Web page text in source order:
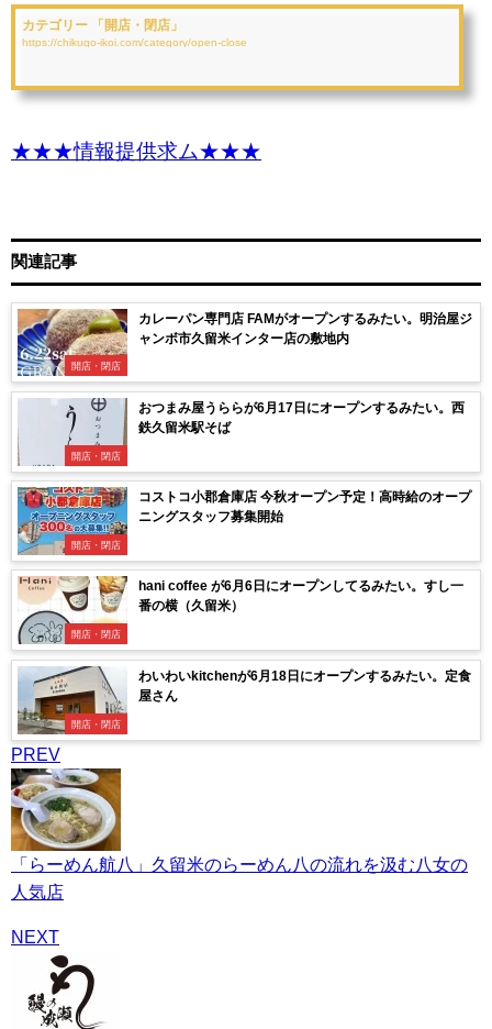
カテゴリー 「開店・閉店」
https://chikugo-ikoi.com/category/open-close
★★★情報提供求ム★★★
関連記事
開店・閉店
カレーパン専門店 FAMがオープンするみたい。明治屋ジ
ャンボ市久留米インター店の敷地内
開店・閉店
おつまみ屋うららが6月17日にオープンするみたい。西
鉄久留米駅そば
開店・閉店
コストコ小郡倉庫店 今秋オープン予定！高時給のオープ
ニングスタッフ募集開始
開店・閉店
hani coffee が6月6日にオープンしてるみたい。すし一
番の横（久留米）
開店・閉店
わいわいkitchenが6月18日にオープンするみたい。定食
屋さん
PREV
「らーめん航八」久留米のらーめん八の流れを汲む八女の
人気店
NEXT